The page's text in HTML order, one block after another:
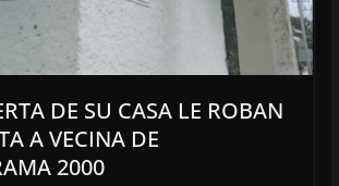
DE SU CASA LE ROBAN
A VECINA DE
2000